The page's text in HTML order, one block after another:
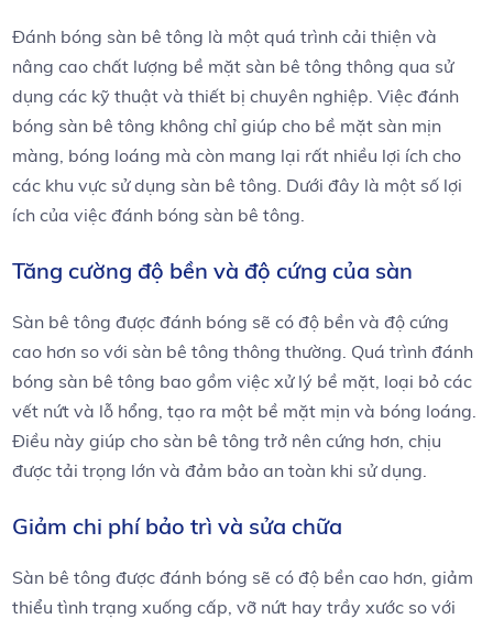
Đánh bóng sàn bê tông là một quá trình cải thiện và
nâng cao chất lượng bề mặt sàn bê tông thông qua sử
dụng các kỹ thuật và thiết bị chuyên nghiệp. Việc đánh
bóng sàn bê tông không chỉ giúp cho bề mặt sàn mịn
màng, bóng loáng mà còn mang lại rất nhiều lợi ích cho
các khu vực sử dụng sàn bê tông. Dưới đây là một số lợi
ích của việc đánh bóng sàn bê tông.
Tăng cường độ bền và độ cứng của sàn
Sàn bê tông được đánh bóng sẽ có độ bền và độ cứng
cao hơn so với sàn bê tông thông thường. Quá trình đánh
bóng sàn bê tông bao gồm việc xử lý bề mặt, loại bỏ các
vết nứt và lỗ hổng, tạo ra một bề mặt mịn và bóng loáng.
Điều này giúp cho sàn bê tông trở nên cứng hơn, chịu
được tải trọng lớn và đảm bảo an toàn khi sử dụng.
Giảm chi phí bảo trì và sửa chữa
Sàn bê tông được đánh bóng sẽ có độ bền cao hơn, giảm
thiểu tình trạng xuống cấp, vỡ nứt hay trầy xước so với